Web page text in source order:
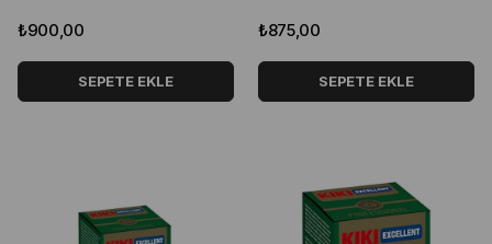
₺900,00
SEPETE EKLE
₺875,00
SEPETE EKLE